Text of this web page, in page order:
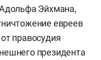
Эйхмана,
евреев
правосудия
президента